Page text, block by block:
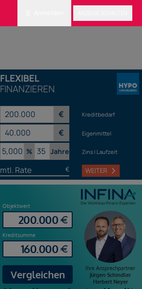
FLEXIBEL
FINANZIEREN
€ Kreditbedarf
€ Eigenmittel
% Jahre Zins | Laufzeit
mtl. Rate € WEITER